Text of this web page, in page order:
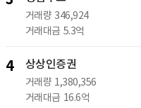
거래량 346,924
거래대금 5.3억
4 상상인증권
거래량 1,380,356
거래대금 16.6억